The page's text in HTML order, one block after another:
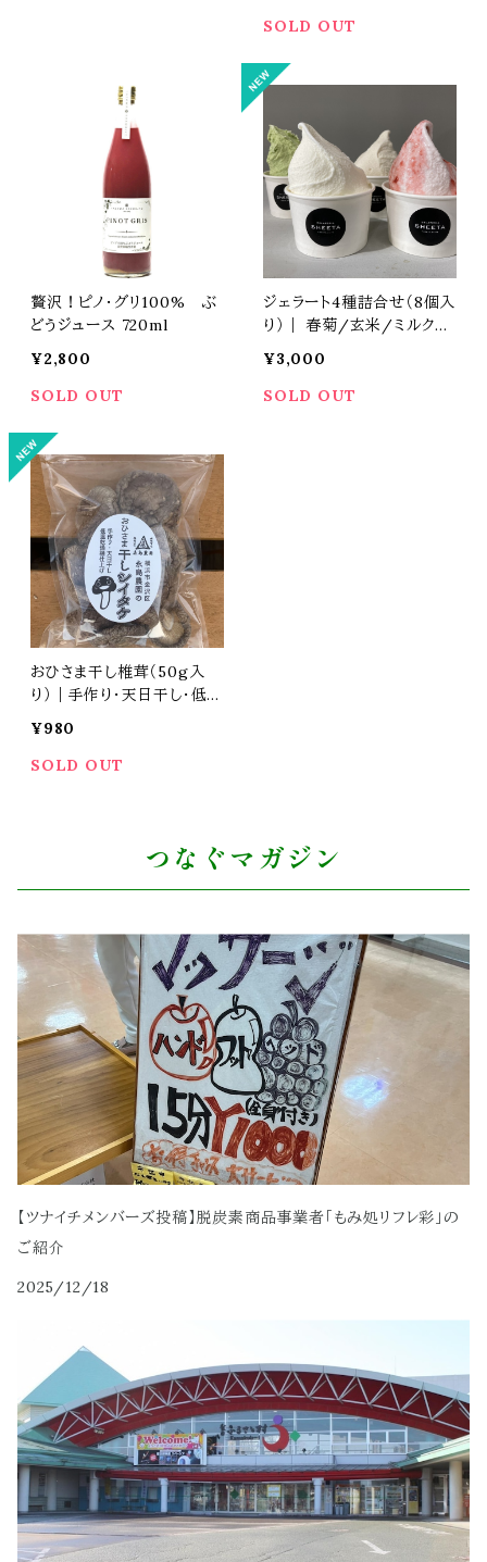
SOLD OUT
贅沢！ピノ・グリ100% ぶ
どうジュース 720ml
¥2,800
SOLD OUT
ジェラート4種詰合せ（8個入
り）｜ 春菊/玄米/ミルク/
EETA
¥3,000
SOLD OUT
おひさま干し椎茸（50g入
り）｜手作り・天日干し・低温
¥980
SOLD OUT
つなぐマガジン
【ツナイチメンバーズ投稿】脱炭素商品事業者「もみ処リフレ彩」の
ご紹介
2025/12/18